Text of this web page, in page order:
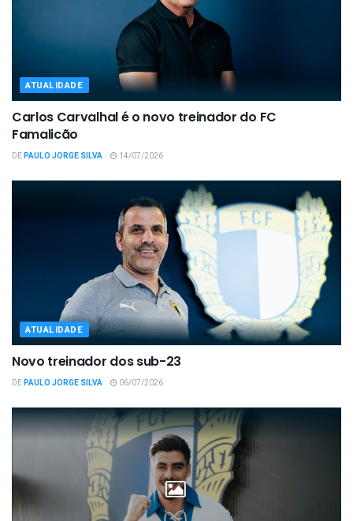
ATUALIDADE
Carlos Carvalhal é o novo treinador do FC
Famalicão
DEPAULO JORGE SILVA 14/07/2026
ATUALIDADE
Novo treinador dos sub-23
DEPAULO JORGE SILVA 06/07/2026